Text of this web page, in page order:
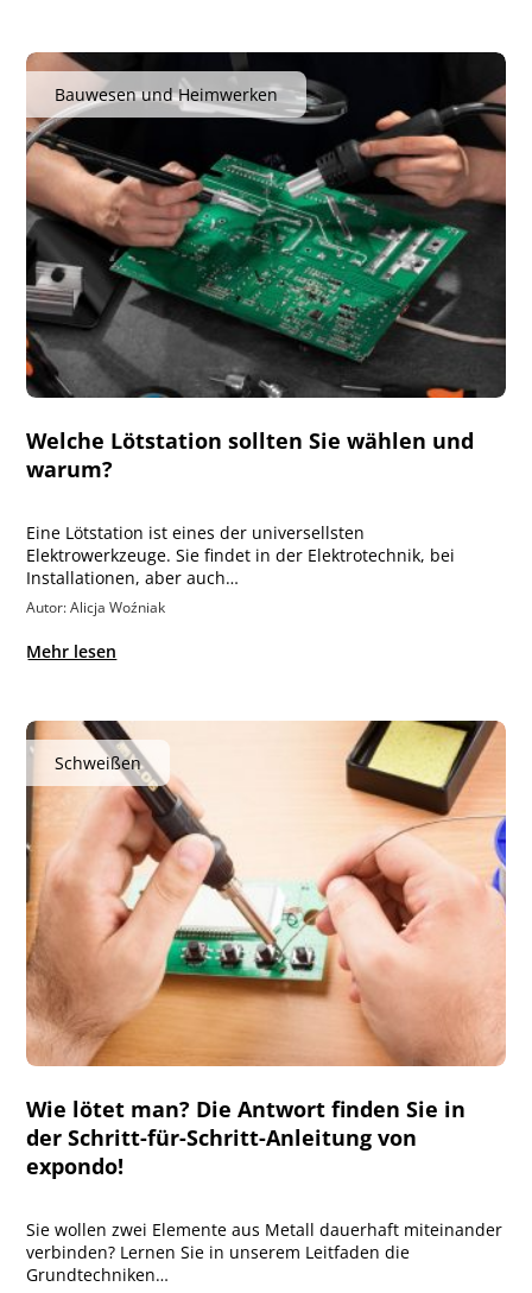
Bauwesen und Heimwerken
Welche Lötstation sollten Sie wählen und
warum?
Eine Lötstation ist eines der universellsten
Elektrowerkzeuge. Sie findet in der Elektrotechnik, bei
Installationen, aber auch…
Autor: Alicja Woźniak
Mehr lesen
Schweißen
Wie lötet man? Die Antwort finden Sie in
der Schritt-für-Schritt-Anleitung von
expondo!
Sie wollen zwei Elemente aus Metall dauerhaft miteinander
verbinden? Lernen Sie in unserem Leitfaden die
Grundtechniken…